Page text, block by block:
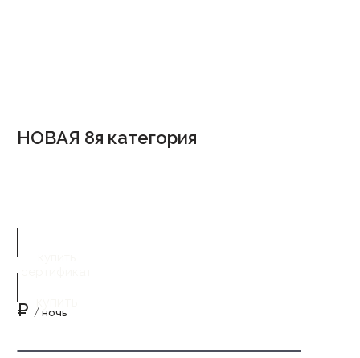
НОВАЯ 8я категория
₽ / ночь